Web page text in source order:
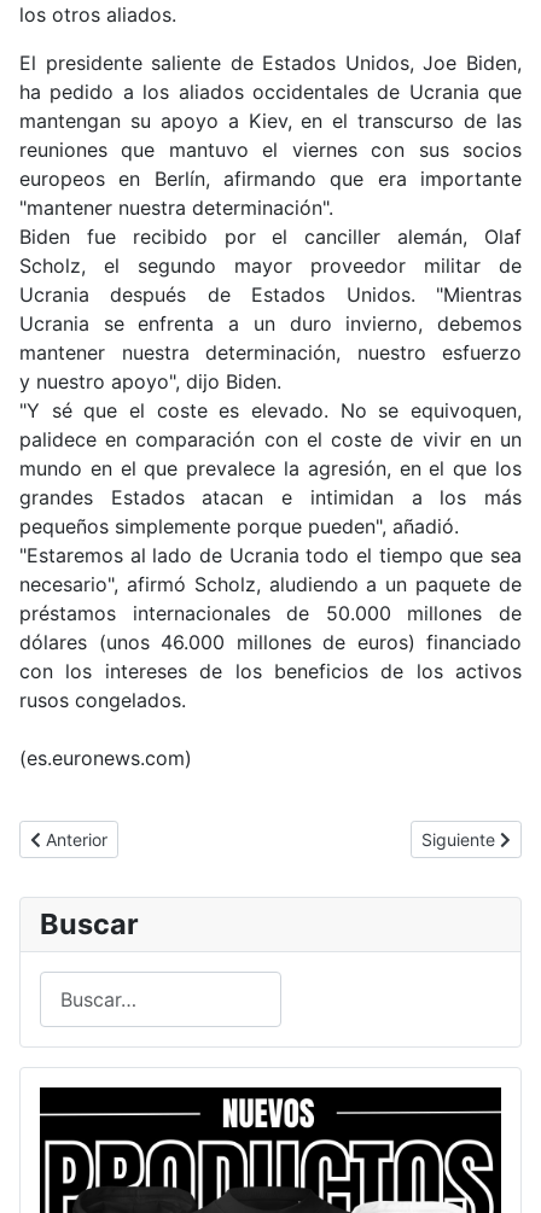
los otros aliados.
El presidente saliente de Estados Unidos, Joe Biden,
ha pedido a los aliados occidentales de Ucrania que
mantengan su apoyo a Kiev, en el transcurso de las
reuniones que mantuvo el viernes con sus socios
europeos en Berlín, afirmando que era importante
"mantener nuestra determinación".
Biden fue recibido por el canciller alemán, Olaf
Scholz, el segundo mayor proveedor militar de
Ucrania después de Estados Unidos. "Mientras
Ucrania se enfrenta a un duro invierno, debemos
mantener nuestra determinación, nuestro esfuerzo
y nuestro apoyo", dijo Biden.
"Y sé que el coste es elevado. No se equivoquen,
palidece en comparación con el coste de vivir en un
mundo en el que prevalece la agresión, en el que los
grandes Estados atacan e intimidan a los más
pequeños simplemente porque pueden", añadió.
"Estaremos al lado de Ucraniatodo el tiempo que sea
necesario", afirmó Scholz, aludiendo a un paquete de
préstamos internacionales de 50.000 millones de
dólares (unos 46.000 millones de euros) financiado
con los intereses de los beneficios de los activos
rusos congelados.
(es.euronews.com)
Artículo anterior: Los helicópteros Black Hawk del Ejército de
Anterior Artículo
Siguiente
Buscar